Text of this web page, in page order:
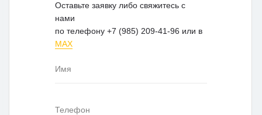
Оставьте заявку либо свяжитесь с
нами
по телефону +7 (985) 209-41-96 или в
MAX